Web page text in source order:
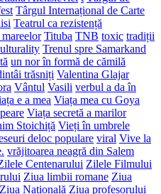
Târgul Internațional de Carte
Teatrul ca rezistență
Tituba TNB toxic tradiții
Trenul spre Samarkand
un nor în formă de cămilă
trăsniți Valentina Glajar
Vântul Vasili verbul a da în
e a mea Viața mea cu Goya
Viața secretă a marilor
Stoichiță Vieți în umbrele
deloc populare viral Vive la
vrăjitoarea neagră din Salem
Centenarului Zilele Filmului
Ziua limbii romane Ziua
Ziua Națională Ziua profesorului